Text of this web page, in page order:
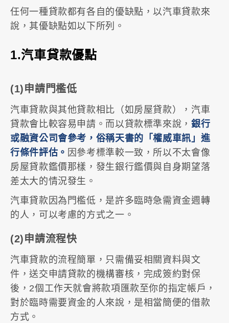
任何一種貸款都有各自的優缺點，以汽車貸款來
說，其優缺點如以下所列。
1.汽車貸款優點
(1)申請門檻低
汽車貸款與其他貸款相比（如房屋貸款），汽車
貸款會比較容易申請。而以貸款標準來說， 銀行
或融資公司會參考，俗稱天書的「權威車訊」進
行條件評估。 因參考標準較一致，所以不太會像
房屋貸款鑑價那樣，發生銀行鑑價與自身期望落
差太大的情況發生。
汽車貸款因為門檻低，是許多臨時急需資金週轉
的人，可以考慮的方式之一。
(2)申請流程快
汽車貸款的流程簡單，只需備妥相關資料與文
件，送交申請貸款的機構審核，完成簽約對保
後，2個工作天就會將款項匯款至你的指定帳戶，
對於臨時需要資金的人來說，是相當簡便的借款
方式。